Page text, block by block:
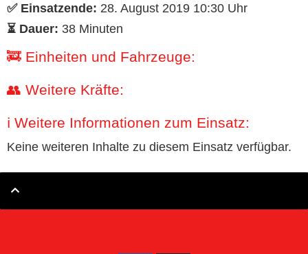
✅ Einsatzende: 28. August 2019 10:30 Uhr
⏳ Dauer: 38 Minuten
🚒 Einheiten und Fahrzeuge:
👥 Weitere Kräfte:
ℹ️ Weitere Informationen zum Einsatz:
Keine weiteren Inhalte zu diesem Einsatz verfügbar.